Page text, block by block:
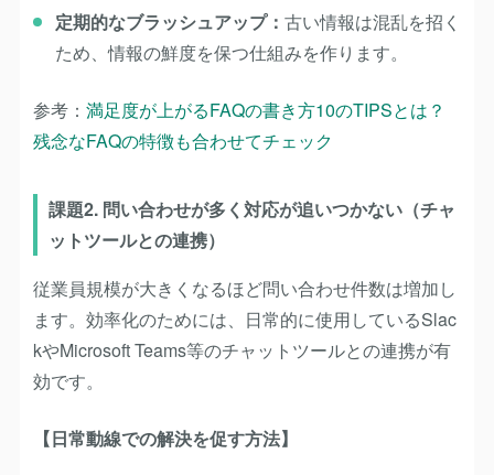
定期的なブラッシュアップ： 古い情報は混乱を招く
ため、情報の鮮度を保つ仕組みを作ります。
参考： 満足度が上がるFAQの書き方10のTIPSとは？
残念なFAQの特徴も合わせてチェック
課題2. 問い合わせが多く対応が追いつかない（チャ
ットツールとの連携）
従業員規模が大きくなるほど問い合わせ件数は増加し
ます。効率化のためには、日常的に使用しているSlac
kやMicrosoft Teams等のチャットツールとの連携が有
効です。
【日常動線での解決を促す方法】